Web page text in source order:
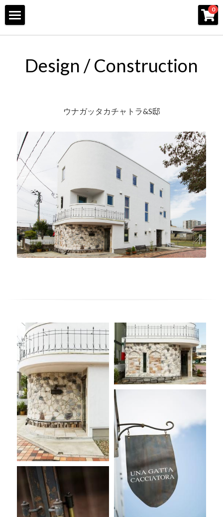
0
Home
Design Consultation
Interior
Interior2
Interior3
Interior4
Rennovation
Shops
Houses
Furniture
Ogata yama
Contact
Design / Construction
ウナガッタカチャトラ&S邸
×